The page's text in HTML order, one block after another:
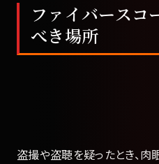
ファイバースコ
べき場所
盗撮や盗聴を疑ったとき、肉